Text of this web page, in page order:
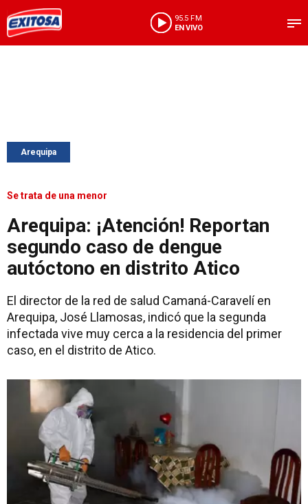
95.5 FM
EN VIVO
Arequipa
Se trata de una menor
Arequipa: ¡Atención! Reportan
segundo caso de dengue
autóctono en distrito Atico
El director de la red de salud Camaná-Caravelí en
Arequipa, José Llamosas, indicó que la segunda
infectada vive muy cerca a la residencia del primer
caso, en el distrito de Atico.